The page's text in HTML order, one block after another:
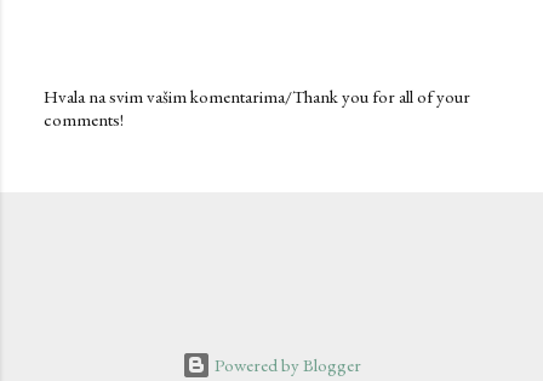
P
Hvala na svim vašim komentarima/Thank you for all of your
comments!
Powered by Blogger